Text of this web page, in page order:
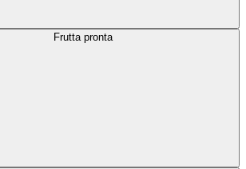
Frutta pronta